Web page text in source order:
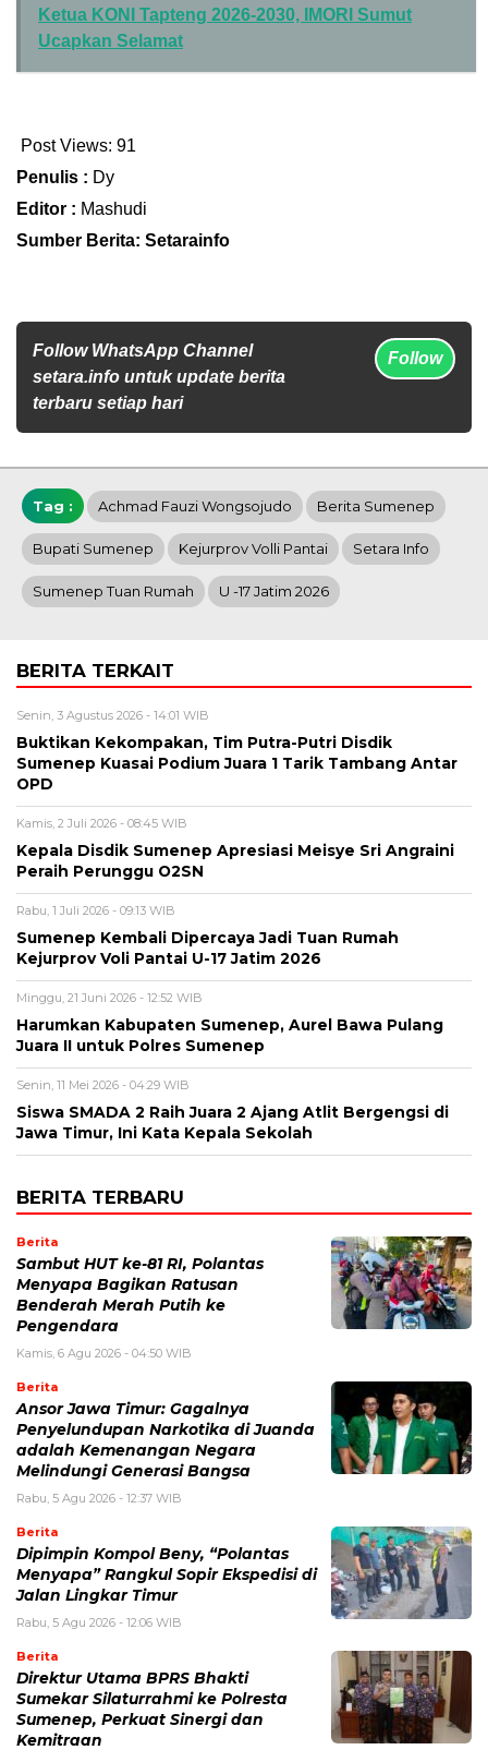
Ketua KONI Tapteng 2026-2030, IMORI Sumut
Ucapkan Selamat
Post Views: 91
Penulis : Dy
Editor : Mashudi
Sumber Berita: Setarainfo
Follow WhatsApp Channel
setara.info untuk update berita
terbaru setiap hari
Follow
Tag : Achmad Fauzi Wongsojudo Berita Sumenep
Bupati Sumenep Kejurprov Volli Pantai Setara Info
Sumenep Tuan Rumah U -17 Jatim 2026
BERITA TERKAIT
Senin, 3 Agustus 2026 - 14:01 WIB
Buktikan Kekompakan, Tim Putra-Putri Disdik
Sumenep Kuasai Podium Juara 1 Tarik Tambang Antar
OPD
Kamis, 2 Juli 2026 - 08:45 WIB
Kepala Disdik Sumenep Apresiasi Meisye Sri Angraini
Peraih Perunggu O2SN
Rabu, 1 Juli 2026 - 09:13 WIB
Sumenep Kembali Dipercaya Jadi Tuan Rumah
Kejurprov Voli Pantai U-17 Jatim 2026
Minggu, 21 Juni 2026 - 12:52 WIB
Harumkan Kabupaten Sumenep, Aurel Bawa Pulang
Juara II untuk Polres Sumenep
Senin, 11 Mei 2026 - 04:29 WIB
Siswa SMADA 2 Raih Juara 2 Ajang Atlit Bergengsi di
Jawa Timur, Ini Kata Kepala Sekolah
BERITA TERBARU
Berita
Sambut HUT ke-81 RI, Polantas
Menyapa Bagikan Ratusan
Benderah Merah Putih ke
Pengendara
Kamis, 6 Agu 2026 - 04:50 WIB
Berita
Ansor Jawa Timur: Gagalnya
Penyelundupan Narkotika di Juanda
adalah Kemenangan Negara
Melindungi Generasi Bangsa
Rabu, 5 Agu 2026 - 12:37 WIB
Berita
Dipimpin Kompol Beny, “Polantas
Menyapa” Rangkul Sopir Ekspedisi di
Jalan Lingkar Timur
Rabu, 5 Agu 2026 - 12:06 WIB
Berita
Direktur Utama BPRS Bhakti
Sumekar Silaturrahmi ke Polresta
Sumenep, Perkuat Sinergi dan
Kemitraan